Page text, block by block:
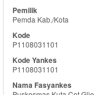
Pemda Kab./Kota
P1108031101
P1108031101